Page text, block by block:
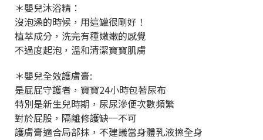
＊嬰兒沐浴精：
沒泡澡的時候，用這罐很剛好！
植萃成分，洗完有種嫩嫩的感覺
不過度起泡，溫和清潔寶寶肌膚
＊嬰兒全效護膚膏:
是屁屁守護者，寶寶24小時包著尿布
特別是新生兒時期，尿尿滲便次數頻繁
對於屁股，隔離修護缺一不可
護膚膏適合局部抹，不建議當身體乳液擦全身